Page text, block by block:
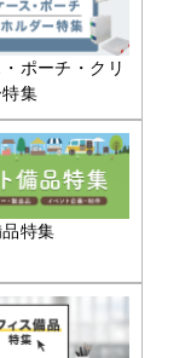
ポーチ・クリ
集
特集